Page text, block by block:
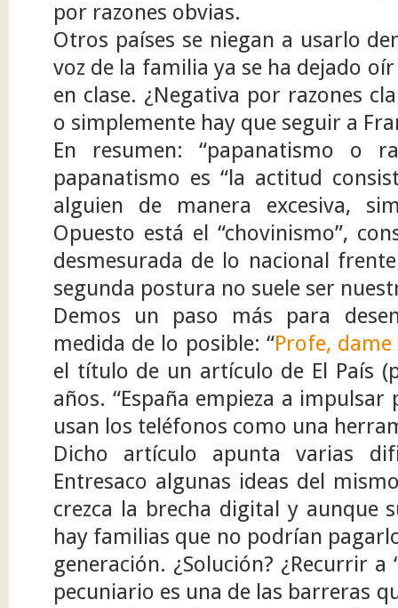
por razones obvias.
Otros países se niegan a usarlo
voz de la familia ya se ha dejado
en clase. ¿Negativa por razones
o simplemente hay que seguir a
En resumen: “papanatismo o
papanatismo es “la actitud
alguien de manera excesiva,
Opuesto está el “chovinismo”,
desmesurada de lo nacional
segunda postura no suele ser
Demos un paso más para
medida de lo posible: “Profe,
el título de un artículo de El País
años. “España empieza a
usan los teléfonos como una
Dicho artículo apunta varias
Entresaco algunas ideas del
crezca la brecha digital y aunque
hay familias que no podrían
generación. ¿Solución? ¿Recurrir a
pecuniario es una de las barreras